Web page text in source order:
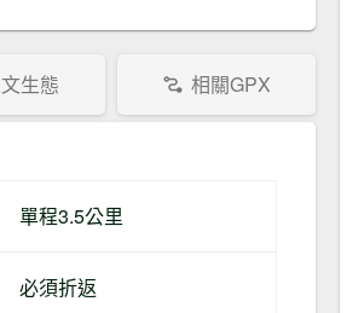
生態 相關GPX
單程3.5公里
必須折返